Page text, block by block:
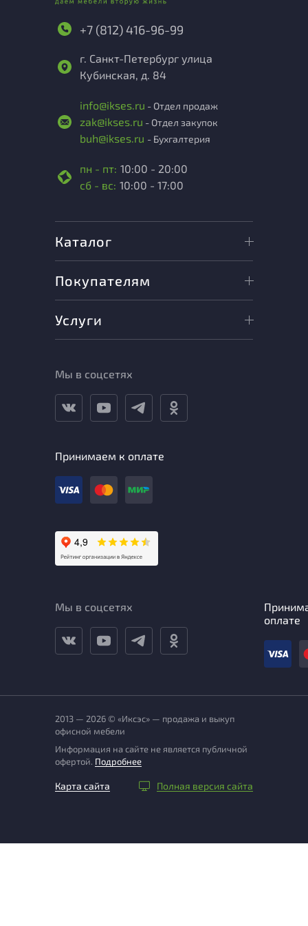
+7 (812) 416-96-99
г. Санкт-Петербург улица
Кубинская, д. 84
info@ikses.ru - Отдел продаж
zak@ikses.ru - Отдел закупок
buh@ikses.ru - Бухгалтерия
пн - пт: 10:00 - 20:00
сб - вс: 10:00 - 17:00
Каталог
Покупателям
Услуги
Мы в соцсетях
Принимаем к оплате
Мы в соцсетях
оплате
2013 — 2026 © «Иксэс» — продажа и выкуп
офисной мебели
Информация на сайте не является публичной
офертой. Подробнее
Карта сайта Полная версия сайта